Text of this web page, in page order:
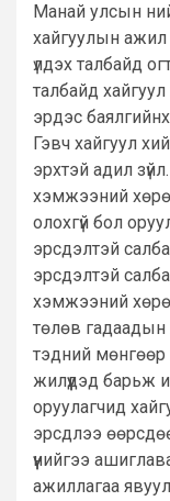
Манай улсын
хайгуулын
үлдэх талбайд
талбайд
эрдэс
Гэвч хайгуул
эрхтэй адил
хэмжээний
олохгүй бол
эрсдэлтэй
эрсдэлтэй
хэмжээний
төлөв гадаадын
тэдний мөнгөөр
жилүүдэд барьж
оруулагчид
эрсдлээ
үүнийгээ
ажиллагаа